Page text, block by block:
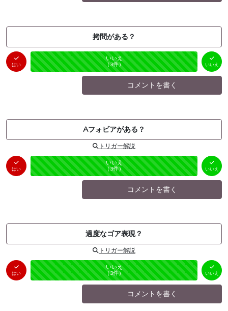
拷問がある？
はい
はい
（0件）
未投票
いいえ
（3件） いいえ
コメントを書く
Aフォビアがある？
トリガー解説
はい
はい
（0件）
未投票
いいえ
（3件） いいえ
コメントを書く
過度なゴア表現？
トリガー解説
はい
はい
（0件）
未投票
いいえ
（3件） いいえ
コメントを書く